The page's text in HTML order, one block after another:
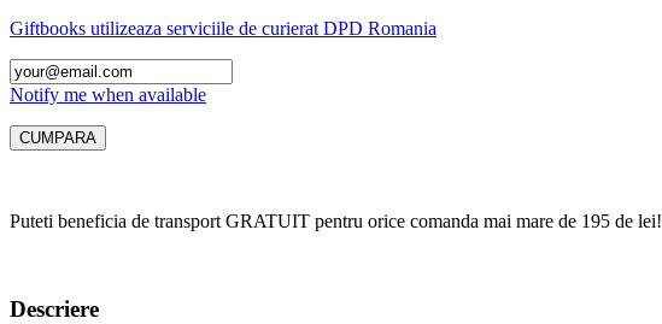
Giftbooks utilizeaza serviciile de curierat DPD Romania
Notify me when available
Puteti beneficia de transport GRATUIT pentru orice comanda mai mare de 195 de lei!
Descriere